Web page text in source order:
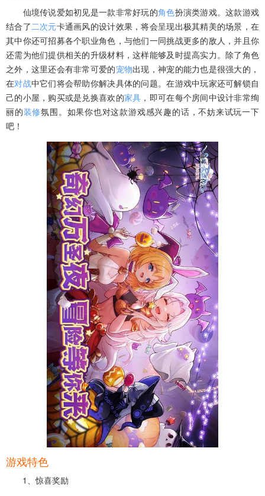
仙境传说爱如初见是一款非常好玩的角色扮演类游戏。这款游戏
结合了二次元卡通画风的设计效果，将会呈现出极其精美的场景，在
其中你还可招募各个职业角色，与他们一同挑战更多的敌人，并且你
还需为他们提供相关的升级材料，这样能够及时提高实力。除了角色
之外，这里还会有非常可爱的宠物出现，神宠的能力也是很强大的，
在对战中它们将会帮助你解决具体的问题。在游戏中玩家还可解锁自
己的小屋，购买或是兑换喜欢的家具 ，即可在每个房间中设计非常绚
丽的装修氛围。如果你也对这款游戏感兴趣的话，不妨来试玩一下
吧！
游戏特色
1、惊喜奖励